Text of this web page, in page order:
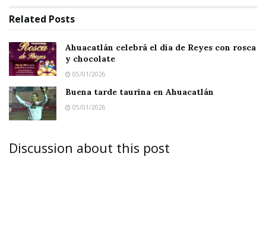
IXTLÁN DEL RÍO.-
Price en esta ciudad recibió esta semana la
certificación que lo acredita con las normas de
Related Posts
Ahuacatlán celebrá el día de Reyes con rosca
y chocolate
05/01/2026
Buena tarde taurina en Ahuacatlán
05/01/2026
Discussion about this post